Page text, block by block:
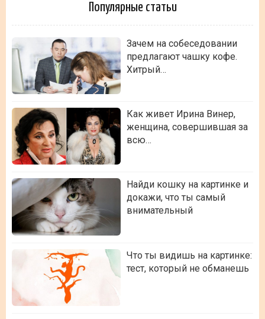
Популярные статьи
Зачем на собеседовании
предлагают чашку кофе.
Хитрый…
Как живет Ирина Винер,
женщина, совершившая за
всю…
Найди кошку на картинке и
докажи, что ты самый
внимательный
Что ты видишь на картинке:
тест, который не обманешь